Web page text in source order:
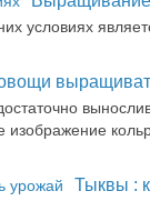
условиях
изображение
Тыквы :